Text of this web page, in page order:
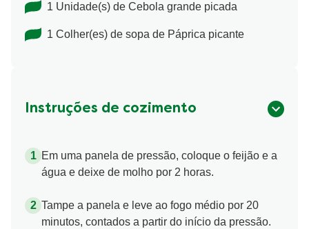
1 Unidade(s) de Cebola grande picada
1 Colher(es) de sopa de Páprica picante
Instruções de cozimento
Em uma panela de pressão, coloque o feijão e a
água e deixe de molho por 2 horas.
Tampe a panela e leve ao fogo médio por 20
minutos, contados a partir do início da pressão.